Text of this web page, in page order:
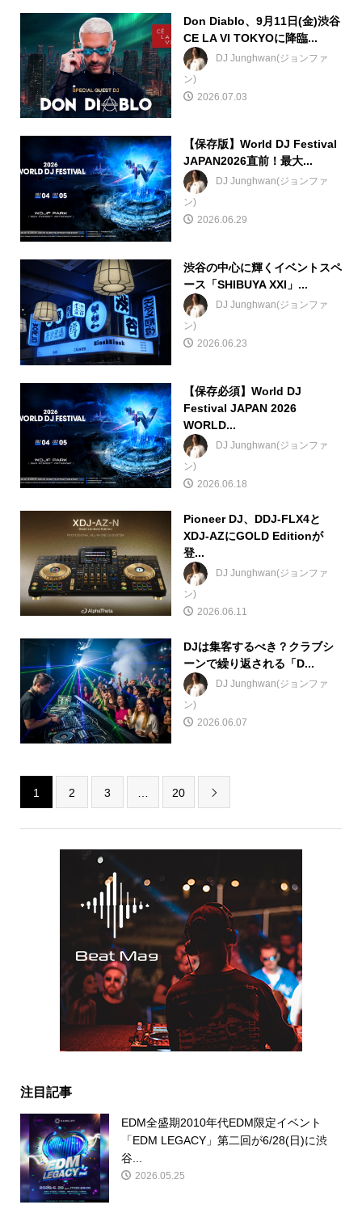
Don Diablo、9月11日(金)渋谷
CE LA VI TOKYOに降臨...
DJ Junghwan(ジョンファ
ン)
2026.07.03
【保存版】World DJ Festival
JAPAN2026直前！最大...
DJ Junghwan(ジョンファ
ン)
2026.06.29
渋谷の中心に輝くイベントスペ
ース「SHIBUYA XXI」...
DJ Junghwan(ジョンファ
ン)
2026.06.23
【保存必須】World DJ
Festival JAPAN 2026
WORLD...
DJ Junghwan(ジョンファ
ン)
2026.06.18
Pioneer DJ、DDJ-FLX4と
XDJ-AZにGOLD Editionが
登...
DJ Junghwan(ジョンファ
ン)
2026.06.11
DJは集客するべき？クラブシ
ーンで繰り返される「D...
DJ Junghwan(ジョンファ
ン)
2026.06.07
1 2 3 … 20 
注目記事
EDM全盛期2010年代EDM限定イベント
「EDM LEGACY」第二回が6/28(日)に渋
谷...
2026.05.25